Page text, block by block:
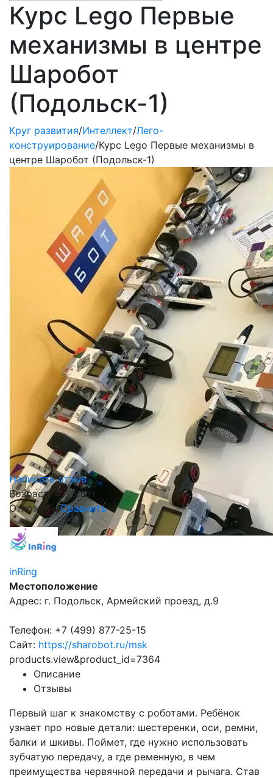
Курс Lego Первые
механизмы в центре
Шаробот
(Подольск-1)
Круг развития/Интеллект/Лего-
конструирование/Курс Lego Первые механизмы в
центре Шаробот (Подольск-1)
Написать отзыв
Возраст: 4 - 5 лет
Отложить Сравнить
inRing
Местоположение
Адрес: г. Подольск, Армейский проезд, д.9
Телефон: +7 (499) 877-25-15
Сайт: https://sharobot.ru/msk
products.view&product_id=7364
Описание
Отзывы
Первый шаг к знакомству с роботами. Ребёнок
узнает про новые детали: шестеренки, оси, ремни,
балки и шкивы. Поймет, где нужно использовать
зубчатую передачу, а где ременную, в чем
преимущества червячной передачи и рычага. Став